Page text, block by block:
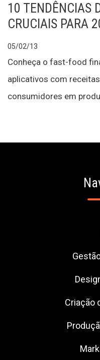
10 TENDÊNCIAS
CRUCIAIS PARA
05/02/13
Conheça o fast-food
aplicativos com
consumidores em
Criação